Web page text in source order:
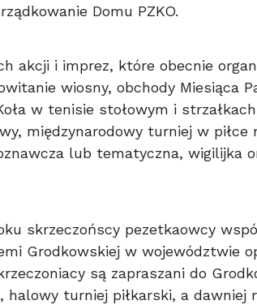
Domu PZKO.
akcji i imprez, które obecnie
wiosny, obchody Miesiąca
w tenisie stołowym i
międzynarodowy turniej w piłce
lub tematyczna, wigilijka
skrzeczońscy pezetkaowcy
Grodkowskiej w województwie
są zapraszani do
halowy turniej piłkarski, a dawniej